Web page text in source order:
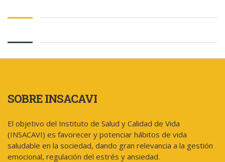
SOBRE INSACAVI
El objetivo del Instituto de Salud y Calidad de Vida
(INSACAVI) es favorecer y potenciar hábitos de vida
saludable en la sociedad, dando gran relevancia a la gestión
emocional, regulación del estrés y ansiedad.